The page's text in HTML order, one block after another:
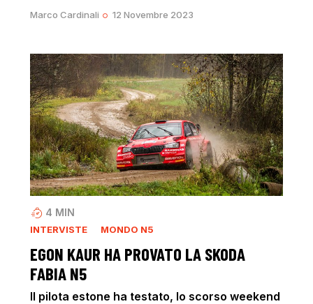
Marco Cardinali 12 Novembre 2023
4 MIN
INTERVISTE MONDO N5
EGON KAUR HA PROVATO LA SKODA
FABIA N5
Il pilota estone ha testato, lo scorso weekend